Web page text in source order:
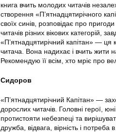
книга вчить молодих читачів
створення «П’ятнадцятирічного
своїх синів, розповідає про
читачів різних вікових категорій,
«П’ятнадцятирічний капітан» — ця
читача. Вона надихає і вчить жити
Рекомендую її всім, хто мріє про
Сидоров
«П’ятнадцятирічний Капітан» —
дорослих читачів. Головні герої,
протистояти небезпеці та
дружба, відвага, вірність і